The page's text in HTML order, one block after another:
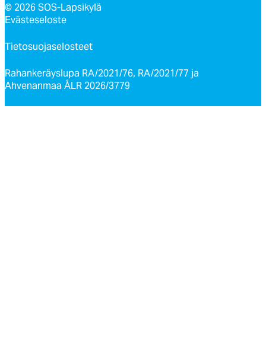
© 2026 SOS-Lapsikylä
Evästeseloste
Tietosuojaselosteet
Rahankeräyslupa RA/2021/76, RA/2021/77 ja
Ahvenanmaa ÅLR 2026/3779